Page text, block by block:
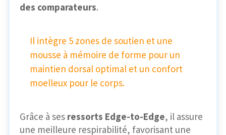
des comparateurs.
Il intègre 5 zones de soutien et une
mousse à mémoire de forme pour un
maintien dorsal optimal et un confort
moelleux pour le corps.
Grâce à ses ressorts Edge-to-Edge, il assure
une meilleure respirabilité, favorisant une